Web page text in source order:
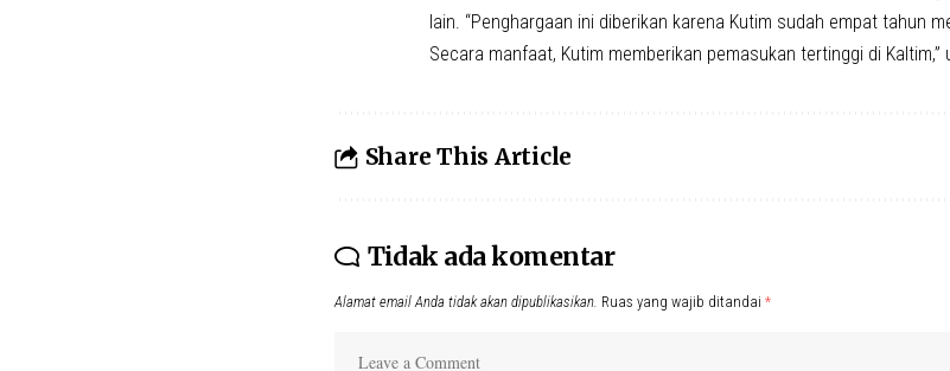
lain. “Penghargaan ini diberikan karena Kutim sudah empat tahun
Secara manfaat, Kutim memberikan pemasukan tertinggi di
Share This Article
Tidak ada komentar
Alamat email Anda tidak akan dipublikasikan. Ruas yang wajib ditandai *